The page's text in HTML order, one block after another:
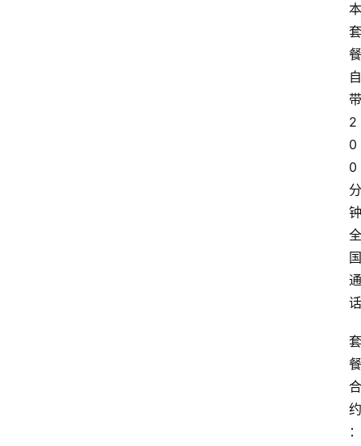
本
套
餐
自
带
2
0
0
分
钟
全
国
通
话
套
餐
合
约
：